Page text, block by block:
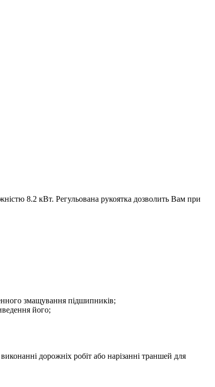
8.2 кВт. Регульована рукоятка дозволить Вам при
змащування підшипників;
його;
дорожніх робіт або нарізанні траншей для